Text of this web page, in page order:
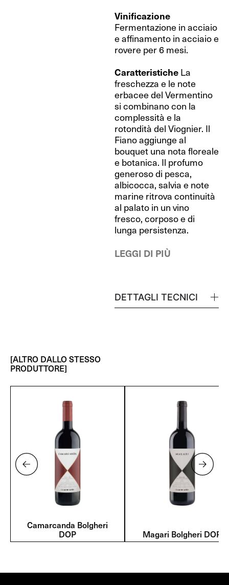
Vinificazione
Fermentazione in acciaio
e affinamento in acciaio e
rovere per 6 mesi.
Caratteristiche La
freschezza e le note
erbacee del Vermentino
si combinano con la
complessità e la
rotondità del Viognier. Il
Fiano aggiunge al
bouquet una nota floreale
e botanica. Il profumo
generoso di pesca,
albicocca, salvia e note
marine ritrova continuità
al palato in un vino
fresco, corposo e di
lunga persistenza.
LEGGI DI PIÙ
DETTAGLI TECNICI
[ALTRO DALLO STESSO
PRODUTTORE]
Camarcanda Bolgheri
DOP Magari Bolgheri DOP